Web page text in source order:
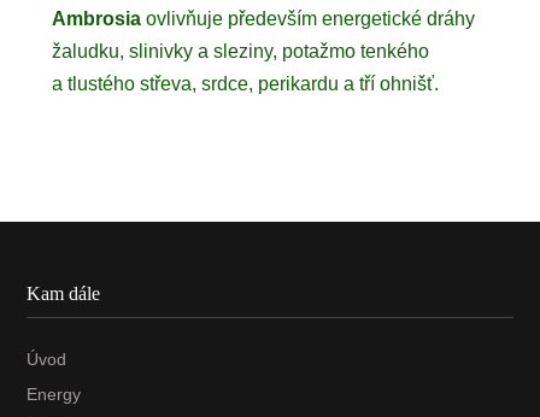
Ambrosiaovlivňuje především energetické dráhy
žaludku, slinivky a sleziny, potažmo tenkého
a tlustého střeva, srdce, perikardu a tří ohnišť.
Kam dále
Úvod
Energy